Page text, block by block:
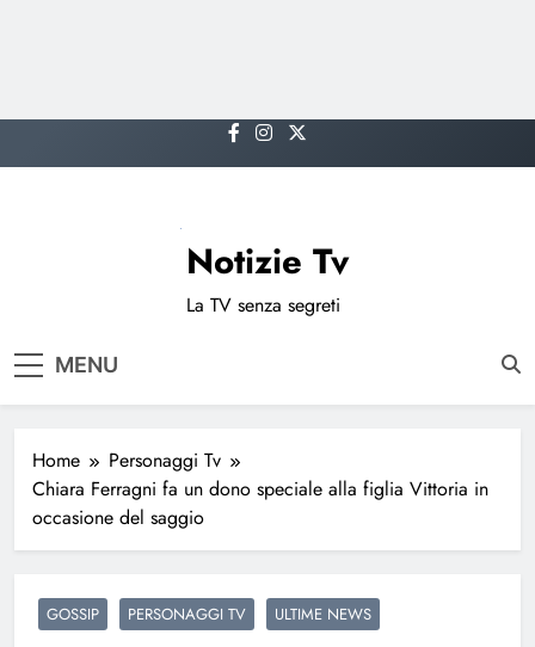
to
Notizie Tv
La TV senza segreti
MENU
Home
Personaggi Tv
Chiara Ferragni fa un dono speciale alla figlia Vittoria in
occasione del saggio
GOSSIP PERSONAGGI TV ULTIME NEWS